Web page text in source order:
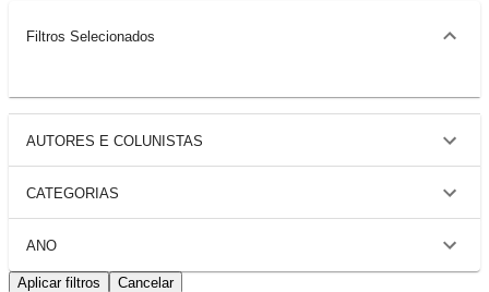
Filtros Selecionados
AUTORES E COLUNISTAS
CATEGORIAS
ANO
Aplicar filtros Cancelar